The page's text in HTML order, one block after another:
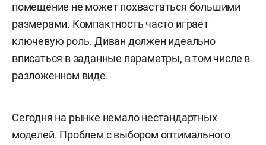
помещение не может похвастаться большими
размерами. Компактность часто играет
ключевую роль. Диван должен идеально
вписаться в заданные параметры, в том числе в
разложенном виде.
Сегодня на рынке немало нестандартных
моделей. Проблем с выбором оптимального